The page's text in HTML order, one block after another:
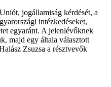
jogállamiság kérdését, a
intézkedéseket,
egyaránt. A jelenlévőknek
majd egy általa választott
Zsuzsa a résztvevők